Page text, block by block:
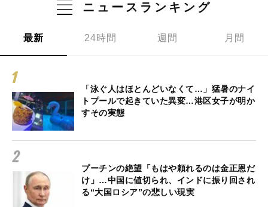
ニュースランキング
最新 24時間 週間 月間
「泳ぐ人はほとんどいなくて…」猛暑のナイ
トプールで起きていた異変…港区女子が明か
すその実態
プーチンの絶望「もはや頼れるのは金正恩だ
け」…中国に値切られ、インドに振り回され
る“大国ロシア”の悲しい現実